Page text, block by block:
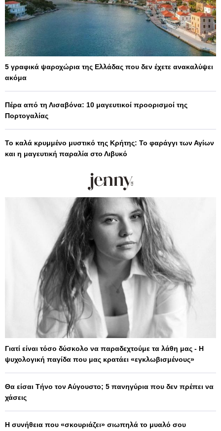
5 γραφικά ψαροχώρια της Ελλάδας που δεν έχετε ανακαλύψει
ακόμα
Πέρα από τη Λισαβόνα: 10 μαγευτικοί προορισμοί της
Πορτογαλίας
Το καλά κρυμμένο μυστικό της Κρήτης: Το φαράγγι των Αγίων
και η μαγευτική παραλία στο Λιβυκό
Γιατί είναι τόσο δύσκολο να παραδεχτούμε τα λάθη μας - Η
ψυχολογική παγίδα που μας κρατάει «εγκλωβισμένους»
Θα είσαι Τήνο τον Αύγουστο; 5 πανηγύρια που δεν πρέπει να
χάσεις
Η συνήθεια που «σκουριάζει» σιωπηλά το μυαλό σου